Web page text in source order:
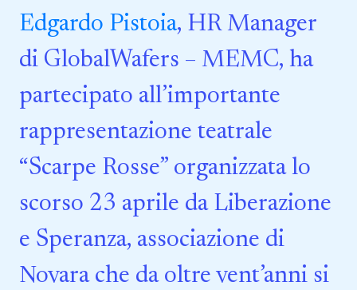
Edgardo Pistoia, HR Manager
di GlobalWafers – MEMC, ha
partecipato all’importante
rappresentazione teatrale
“Scarpe Rosse” organizzata lo
scorso 23 aprile da Liberazione
e Speranza, associazione di
Novara che da oltre vent’anni si